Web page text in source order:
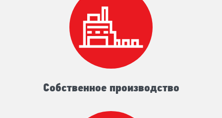
Собственное производство